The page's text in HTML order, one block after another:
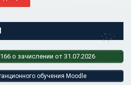
о зачислении от 31.07.2026
обучения Moodle